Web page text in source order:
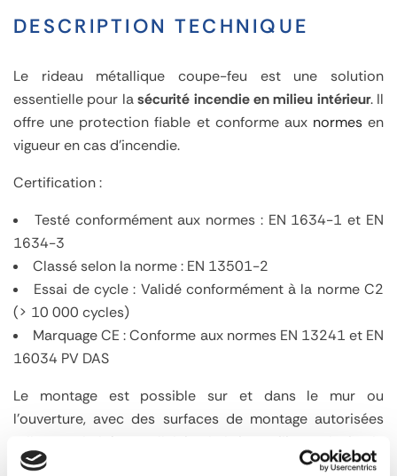
DESCRIPTION TECHNIQUE
Le rideau métallique coupe-feu est une solution
essentielle pour lasécurité incendie en milieu intérieur. Il
offre une protection fiable et conforme aux normesen
vigueur en cas d'incendie.
Certification :
Testé conformément aux normes : EN 1634-1 et EN
1634-3
Classé selon la norme : EN 13501-2
Essai de cycle : Validé conformément à la norme C2
(> 10 000 cycles)
Marquage CE : Conforme aux normes EN 13241 et EN
16034 PV DAS
Le montage est possible sur et dans le mur ou
l’ouverture, avec des surfaces de montage autorisées
telles que le béton cellulaire, la brique silico-calcaire, le
béton et la maçonnerie.